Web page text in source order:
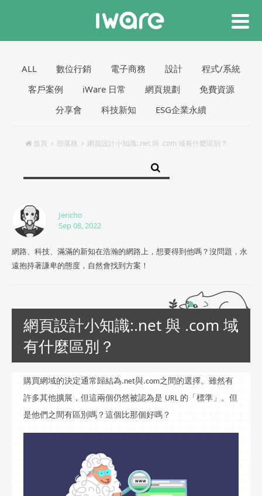
ALL 數位行銷 電子商務 設計
程式/系統
客戶案例
iWare 日常 網頁規劃
免費資源
分享會
科技新知 ESG企業永續
首頁 部落格 網頁設計小知識:.net 與 .com 域有什麼區別？
Jericho
Sep 08, 2022
網路、科技、滿滿的新知在浩瀚的網路上，想要得到他嗎？沒問題，永
遠抱持著謙卑的態度，自然會找到方案！
網頁設計小知識:.net 與 .com 域
有什麼區別？
購買網域的決定通常歸結為.net與.com之間的選擇。雖然有
許多其他擴展，但這兩個仍然被認為是 URL 的「標準」。但
是他們之間有區別嗎？這個比那個好嗎？